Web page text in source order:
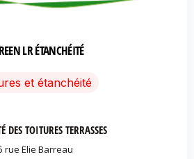
LR ÉTANCHÉITÉ
et étanchéité
DES TOITURES TERRASSES
rue Elie Barreau